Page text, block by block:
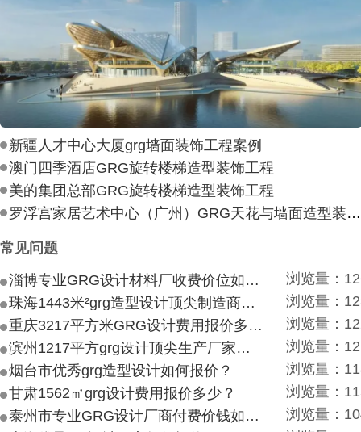
新疆人才中心大厦grg墙面装饰工程案例
澳门四季酒店GRG旋转楼梯造型装饰工程
美的集团总部GRG旋转楼梯造型装饰工程
罗浮宫家居艺术中心（广州）GRG天花与墙面造型装饰工程
常见问题
淄博专业GRG设计材料厂收费价位如何？
浏览量：
珠海1443米²grg造型设计顶尖制造商付费付费多少？
浏览量：
重庆3217平方米GRG设计费用报价多少？
浏览量：
滨州1217平方grg设计顶尖生产厂家价目如何？
浏览量：
烟台市优秀grg造型设计如何报价？
浏览量：
甘肃1562㎡grg设计费用报价多少？
浏览量：
泰州市专业GRG设计厂商付费价钱如何？
浏览量：